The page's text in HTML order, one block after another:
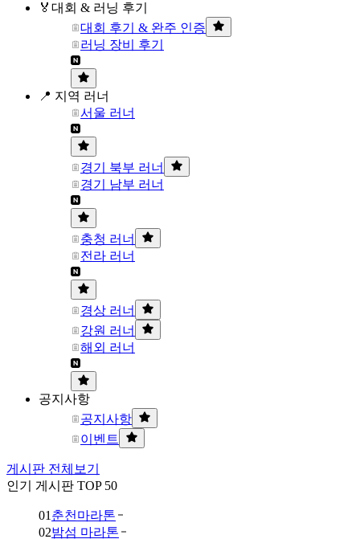
🏅대회 & 러닝 후기
대회 후기 & 완주 인증
러닝 장비 후기
📍 지역 러너
서울 러너
경기 북부 러너
경기 남부 러너
충청 러너
전라 러너
경상 러너
강원 러너
해외 러너
공지사항
공지사항
이벤트
게시판 전체보기
인기 게시판 TOP 50
01 춘천마라톤
02밤섬 마라톤